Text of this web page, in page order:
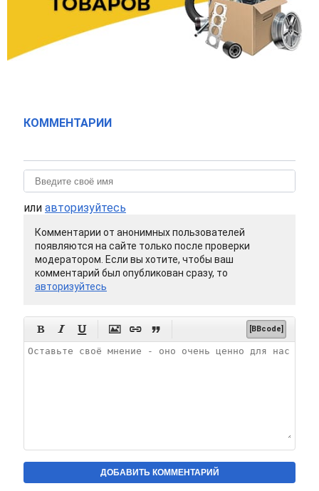
КОММЕНТАРИИ
или авторизуйтесь
Комментарии от анонимных пользователей
появляются на сайте только после проверки
модератором. Если вы хотите, чтобы ваш
комментарий был опубликован сразу, то
авторизуйтесь
      [BBcode]